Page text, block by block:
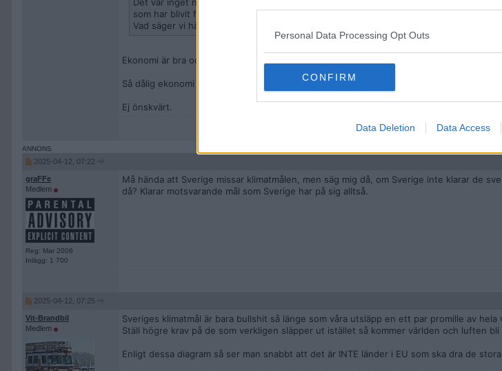
Personal Data Processing Opt Outs
CONFIRM
Data Deletion Data Access
som har blivit fiasko...
Vad säger vi här om missade klimat målet?
Ekonomi är bra och klimatmål dåliga. Ekonomisk aktivitet genererar utsläpp.
Så dålig ekonomi kan leda till att "målen" kanske nås.
Ej önskvärt.
2025-04-12, 07:22
graFFe
Medlem
Reg: Mar 2006
Inlägg: 1 700
Må hända att Sverige missar klimatmålen, men säg mig då, om Sverige inte klarar de
då? Klarar motsvarande mål som Sverige har på sig alltså.
2025-04-12, 07:25
Vit-Brandbil
Medlem
Sveriges klimatmål är bara bullshit så länge som våra utsläpp en ett par promille av hela
Ställ högre krav på de som verkligen släpper ut istället så kommer världen och luften bli
Enligt dessa diagram så ser man snabbt att det är INTE länder i EU som ska dra de